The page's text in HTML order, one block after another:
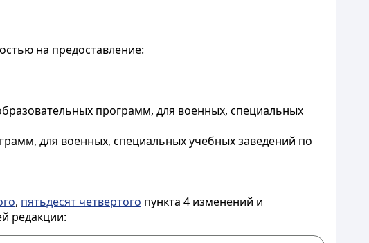
на предоставление:
программ, для военных, специальных
для военных, специальных учебных заведений по
, пятьдесят четвертого пункта 4 изменений и
редакции: